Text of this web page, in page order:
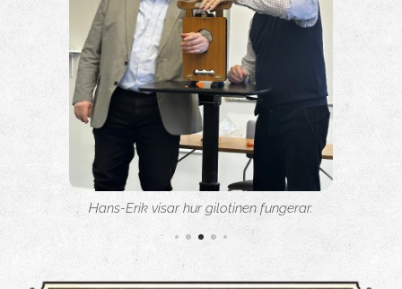
Mr Danneman med en variant av Ammar